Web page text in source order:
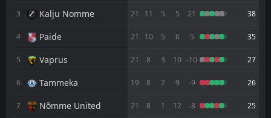
01 Feb
17:00
10:30
08Nov
Kuressaare
1
FT
Laagri
4
3 Kalju Nomme 21 11 5 5 21 38
4 Paide 21 10 5 6 5 35
5 Vaprus 21 8 3 10 -10 27
6 Tammeka 19 8 2 9 -9 26
7 Nõmme United 21 8 1 12 -8 25